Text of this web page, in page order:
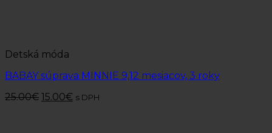
Detská móda
BABAY súprava MINNIE 9,12 mesiacov, 3 roky
25.00€ 15.00€ s DPH